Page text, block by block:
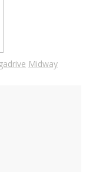
Midway